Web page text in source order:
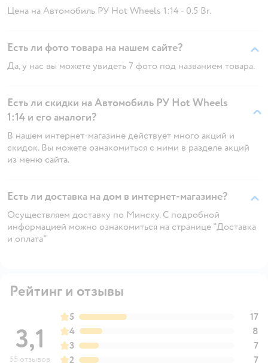
Цена на Автомобиль РУ Hot Wheels 1:14 - 0.5 Br.
Есть ли фото товара на нашем сайте?
Да, у нас вы можете увидеть 7 фото под названием товара.
Есть ли скидки на Автомобиль РУ Hot Wheels
1:14 и его аналоги?
В нашем интернет-магазине действует много акций и
скидок. Вы можете ознакомиться с ними в разделе акций
из меню сайта.
Есть ли доставка на дом в интернет-магазине?
Осуществляем доставку по Минску. С подробной
информацией можно ознакомиться на странице "Доставка
и оплата"
Рейтинг и отзывы
3,1
55 отзывов
5
17
4
8
3
7
2
7